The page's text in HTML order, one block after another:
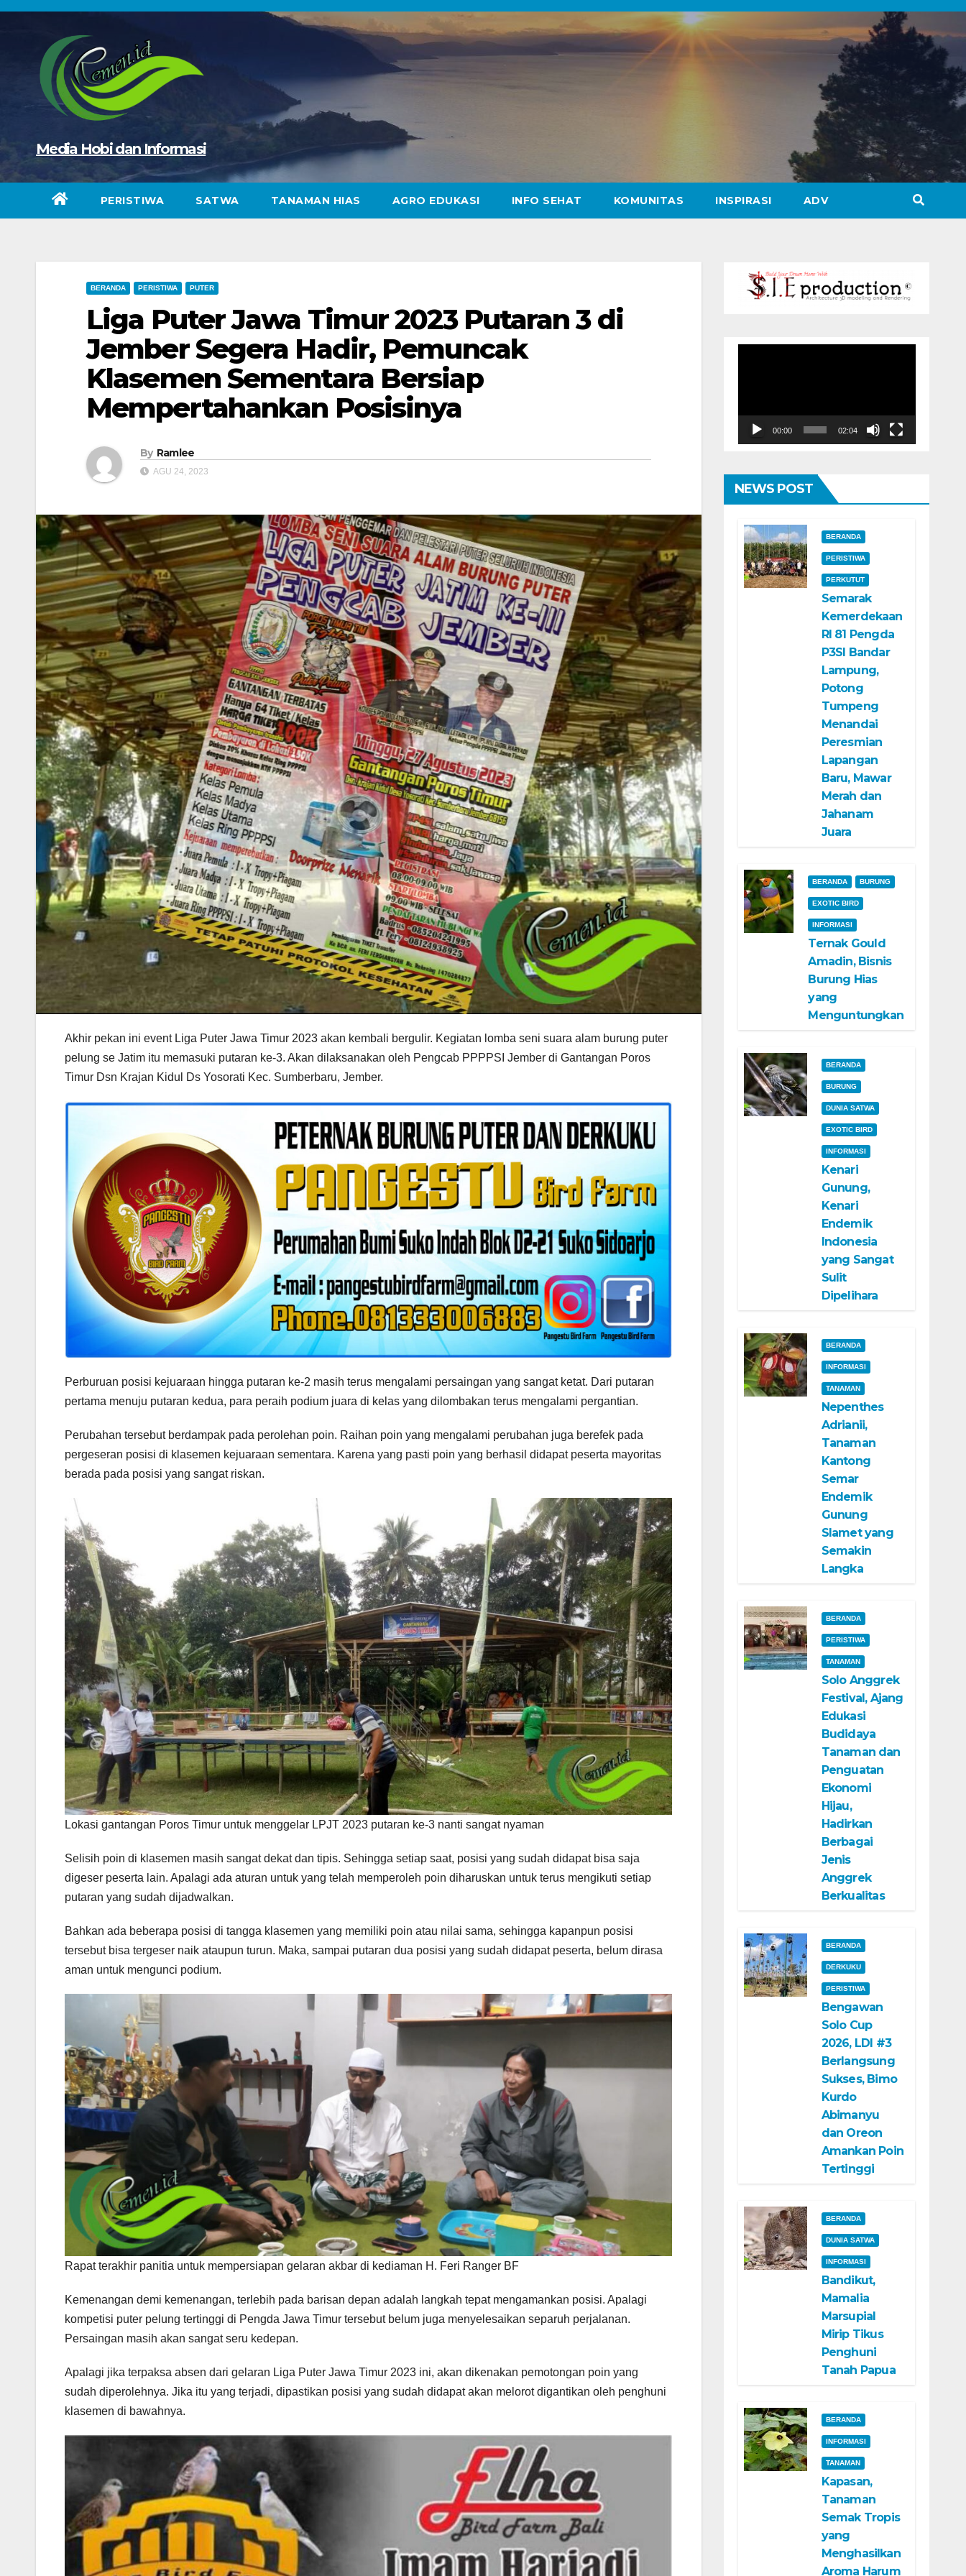
Skip
Media Hobi dan Informasi
PERISTIWA SATWA TANAMAN HIAS AGRO EDUKASI INFO SEHAT KOMUNITAS INSPIRASI ADV
BERANDA PERISTIWA PUTER
Liga Puter Jawa Timur 2023 Putaran 3 di
Jember Segera Hadir, Pemuncak
Klasemen Sementara Bersiap
Mempertahankan Posisinya
By Ramlee
AGU 24, 2023
Akhir pekan ini event Liga Puter Jawa Timur 2023 akan kembali bergulir. Kegiatan lomba seni suara alam burung puter
pelung se Jatim itu memasuki putaran ke-3. Akan dilaksanakan oleh Pengcab PPPPSI Jember di Gantangan Poros
Timur Dsn Krajan Kidul Ds Yosorati Kec. Sumberbaru, Jember.
Perburuan posisi kejuaraan hingga putaran ke-2 masih terus mengalami persaingan yang sangat ketat. Dari putaran
pertama menuju putaran kedua, para peraih podium juara di kelas yang dilombakan terus mengalami pergantian.
Perubahan tersebut berdampak pada perolehan poin. Raihan poin yang mengalami perubahan juga berefek pada
pergeseran posisi di klasemen kejuaraan sementara. Karena yang pasti poin yang berhasil didapat peserta mayoritas
berada pada posisi yang sangat riskan.
Lokasi gantangan Poros Timur untuk menggelar LPJT 2023 putaran ke-3 nanti sangat nyaman
Selisih poin di klasemen masih sangat dekat dan tipis. Sehingga setiap saat, posisi yang sudah didapat bisa saja
digeser peserta lain. Apalagi ada aturan untuk yang telah memperoleh poin diharuskan untuk terus mengikuti setiap
putaran yang sudah dijadwalkan.
Bahkan ada beberapa posisi di tangga klasemen yang memiliki poin atau nilai sama, sehingga kapanpun posisi
tersebut bisa tergeser naik ataupun turun. Maka, sampai putaran dua posisi yang sudah didapat peserta, belum dirasa
aman untuk mengunci podium.
Rapat terakhir panitia untuk mempersiapan gelaran akbar di kediaman H. Feri Ranger BF
Kemenangan demi kemenangan, terlebih pada barisan depan adalah langkah tepat mengamankan posisi. Apalagi
kompetisi puter pelung tertinggi di Pengda Jawa Timur tersebut belum juga menyelesaikan separuh perjalanan.
Persaingan masih akan sangat seru kedepan.
Apalagi jika terpaksa absen dari gelaran Liga Puter Jawa Timur 2023 ini, akan dikenakan pemotongan poin yang
sudah diperolehnya. Jika itu yang terjadi, dipastikan posisi yang sudah didapat akan melorot digantikan oleh penghuni
klasemen di bawahnya.
00:00 02:04
NEWS POST
BERANDA
PERISTIWA
PERKUTUT
Semarak
Kemerdekaan
RI 81 Pengda
P3SI Bandar
Lampung,
Potong
Tumpeng
Menandai
Peresmian
Lapangan
Baru, Mawar
Merah dan
Jahanam
Juara
BERANDA BURUNG
EXOTIC BIRD
INFORMASI
Ternak Gould
Amadin, Bisnis
Burung Hias
yang
Menguntungkan
BERANDA
BURUNG
DUNIA SATWA
EXOTIC BIRD
INFORMASI
Kenari
Gunung,
Kenari
Endemik
Indonesia
yang Sangat
Sulit
Dipelihara
BERANDA
INFORMASI
TANAMAN
Nepenthes
Adrianii,
Tanaman
Kantong
Semar
Endemik
Gunung
Slamet yang
Semakin
Langka
BERANDA
PERISTIWA
TANAMAN
Solo Anggrek
Festival, Ajang
Edukasi
Budidaya
Tanaman dan
Penguatan
Ekonomi
Hijau,
Hadirkan
Berbagai
Jenis
Anggrek
Berkualitas
BERANDA
DERKUKU
PERISTIWA
Bengawan
Solo Cup
2026, LDI #3
Berlangsung
Sukses, Bimo
Kurdo
Abimanyu
dan Oreon
Amankan Poin
Tertinggi
BERANDA
DUNIA SATWA
INFORMASI
Bandikut,
Mamalia
Marsupial
Mirip Tikus
Penghuni
Tanah Papua
BERANDA
INFORMASI
TANAMAN
Kapasan,
Tanaman
Semak Tropis
yang
Menghasilkan
Aroma Harum